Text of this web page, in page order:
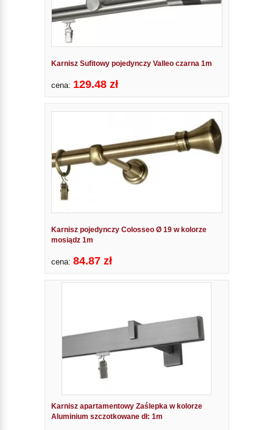
Karnisz Sufitowy pojedynczy Valleo czarna 1m
cena: 129.48 zł
Karnisz pojedynczy Colosseo Ø 19 w kolorze
mosiądz 1m
cena: 84.87 zł
Karnisz apartamentowy Zaślepka w kolorze
Aluminium szczotkowane dł: 1m